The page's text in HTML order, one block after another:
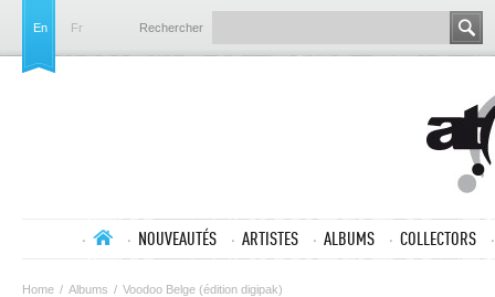
En Fr Rechercher
NOUVEAUTÉS ARTISTES ALBUMS COLLECTORS
Home / Albums / Voodoo Belge (édition digipak)